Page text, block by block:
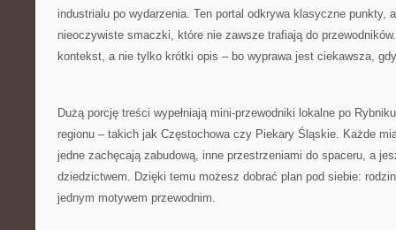
industrialu po wydarzenia. Ten portal odkrywa klasyczne punkty,
nieoczywiste smaczki, które nie zawsze trafiają do
kontekst, a nie tylko krótki opis – bo wyprawa jest ciekawsza,
Dużą porcję treści wypełniają mini-przewodniki lokalne po
regionu – takich jak Częstochowa czy Piekary Śląskie. Każde
jedne zachęcają zabudową, inne przestrzeniami do spaceru, a
dziedzictwem. Dzięki temu możesz dobrać plan pod siebie:
jednym motywem przewodnim.